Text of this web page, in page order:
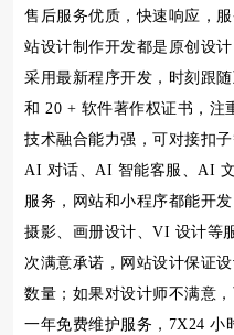
售后服务优质，快速响应，
站设计制作开发都是原创设
采用最新程序开发，时刻跟
和 20 + 软件著作权证书，注
技术融合能力强，可对接扣
AI 对话、AI 智能客服、AI
服务，网站和小程序都能开
摄影、画册设计、VI 设计等
次满意承诺，网站设计保证
数量；如果对设计师不满意
一年免费维护服务，7X24 小